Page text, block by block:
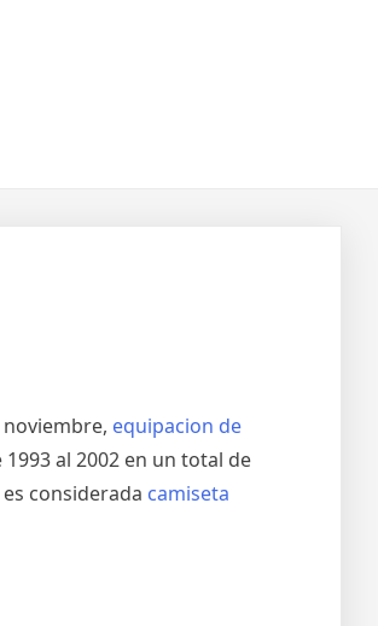
equipacion de
al 2002 en un total de
considerada camiseta